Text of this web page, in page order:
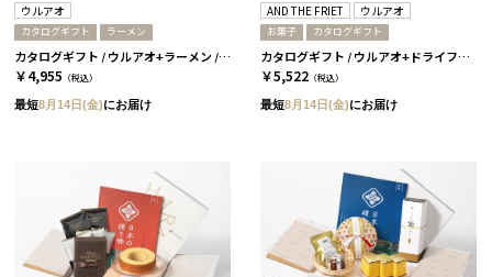
ウルアオ
カタログギフト ラーメン
カタログギフト / ウルアオ+ラーメン / アウレリアーナ
￥4,955 （税込）
最短8月14日(金)にお届け
AND THE FRIET ウルアオ
お菓子 カタログギフト
カタログギフト / ウルアオ+ドライフリット ギフトボックスミニ5個［アンドザフリット］/ アウレリアーナ
￥5,522 （税込）
最短8月14日(金)にお届け